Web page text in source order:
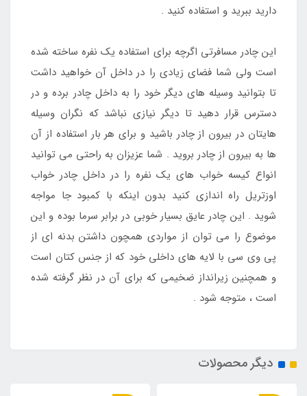
دارید ببرید و استفاده کنید .
این چادر مسافرتی اگرچه برای استفاده یک نفره ساخته شده
است ولی شما فضای زیادی را در داخل آن خواهید داشت
تا بتوانید وسیله های دیگر خود را به داخل چادر برده و در
دسترس قرار دهید تا دیگر نیازی نباشد که نگران وسیله
هایتان در بیرون از چادر باشید و برای هر بار استفاده از آن
ها به بیرون از چادر بروید . شما عزیزان به راحتی می توانید
انواع کیسه خواب های یک نفره را در داخل چادر خواب
اوزتریل راه اندازی کنید بدون اینکه با کمبود جا مواجه
شوید . این چادر عایق بسیار خوبی در برابر سرما بوده و این
موضوع را می توان از مواردی همچون داشتن بدنه ای از
پی وی سی با لایه های داخلی خود که از جنس کتان است
و همچنین زیرانداز ضخیمی که برای آن در نظر گرفته شده
است ، متوجه شود .
دیگر محصولات